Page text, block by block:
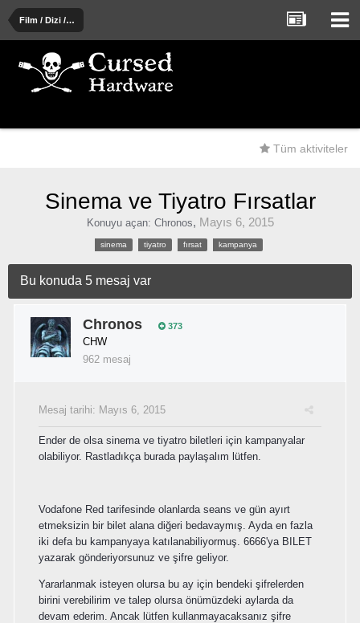
Film / Dizi / Tiyatro / Müzik / Kitap
Tüm aktiviteler
Sinema ve Tiyatro Fırsatlar
Konuyu açan: Chronos, Mayıs 6, 2015
sinema tiyatro fırsat kampanya
Bu konuda 5 mesaj var
Chronos 373
CHW
962 mesaj
Mesaj tarihi: Mayıs 6, 2015
Ender de olsa sinema ve tiyatro biletleri için kampanyalar
olabiliyor. Rastladıkça burada paylaşalım lütfen.
Vodafone Red tarifesinde olanlarda seans ve gün ayırt
etmeksizin bir bilet alana diğeri bedavaymış. Ayda en fazla
iki defa bu kampanyaya katılanabiliyormuş. 6666'ya BILET
yazarak gönderiyorsunuz ve şifre geliyor.
Yararlanmak isteyen olursa bu ay için bendeki şifrelerden
birini verebilirim ve talep olursa önümüzdeki aylarda da
devam ederim. Ancak lütfen kullanmayacaksanız şifre